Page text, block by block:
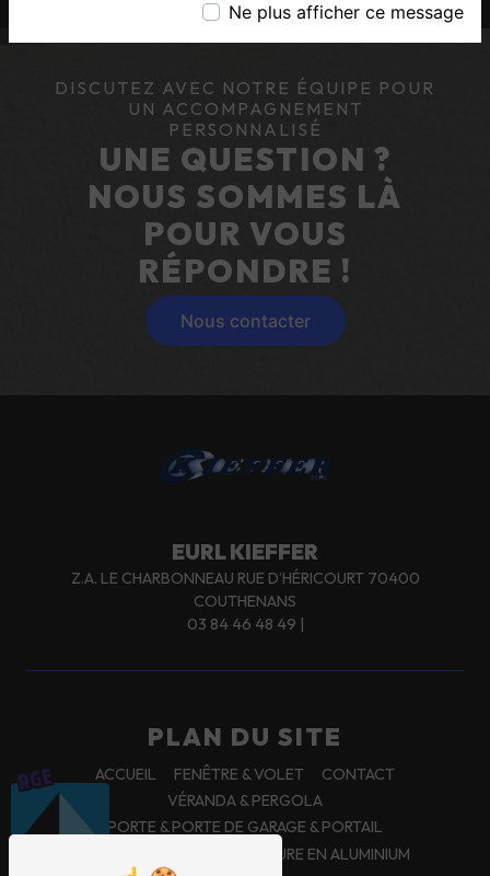
Ne plus afficher ce message
DISCUTEZ AVEC NOTRE ÉQUIPE POUR
UN ACCOMPAGNEMENT
PERSONNALISÉ
UNE QUESTION ?
NOUS SOMMES LÀ
POUR VOUS
RÉPONDRE !
Nous contacter
EURL KIEFFER
Z.A. LE CHARBONNEAU RUE D’HÉRICOURT 70400
COUTHENANS
03 84 46 48 49 |
PLAN DU SITE
ACCUEIL FENÊTRE & VOLET
CONTACT
VÉRANDA & PERGOLA
PORTE & PORTE DE GARAGE & PORTAIL
CLÔTURE EN ALUMINIUM